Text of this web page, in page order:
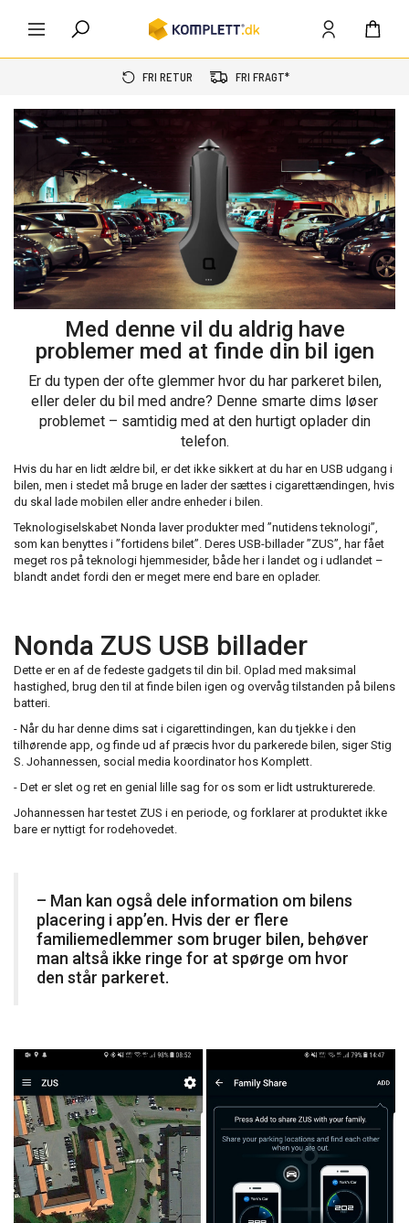
FRI RETUR FRI FRAGT*
Med denne vil du aldrig have
problemer med at finde din bil igen
Er du typen der ofte glemmer hvor du har parkeret bilen,
eller deler du bil med andre? Denne smarte dims løser
problemet – samtidig med at den hurtigt oplader din
telefon.
Hvis du har en lidt ældre bil, er det ikke sikkert at du har en USB udgang i
bilen, men i stedet må bruge en lader der sættes i cigarettændingen, hvis
du skal lade mobilen eller andre enheder i bilen.
Teknologiselskabet Nonda laver produkter med ”nutidens teknologi”,
som kan benyttes i ”fortidens bilet”. Deres USB-billader ”ZUS”, har fået
meget ros på teknologi hjemmesider, både her i landet og i udlandet –
blandt andet fordi den er meget mere end bare en oplader.
Nonda ZUS USB billader
Dette er en af de fedeste gadgets til din bil. Oplad med maksimal
hastighed, brug den til at finde bilen igen og overvåg tilstanden på bilens
batteri.
- Når du har denne dims sat i cigarettindingen, kan du tjekke i den
tilhørende app, og finde ud af præcis hvor du parkerede bilen, siger Stig
S. Johannessen, social media koordinator hos Komplett.
- Det er slet og ret en genial lille sag for os som er lidt ustrukturerede.
Johannessen har testet ZUS i en periode, og forklarer at produktet ikke
bare er nyttigt for rodehovedet.
– Man kan også dele information om bilens
placering i app’en. Hvis der er flere
familiemedlemmer som bruger bilen, behøver
man altså ikke ringe for at spørge om hvor
den står parkeret.